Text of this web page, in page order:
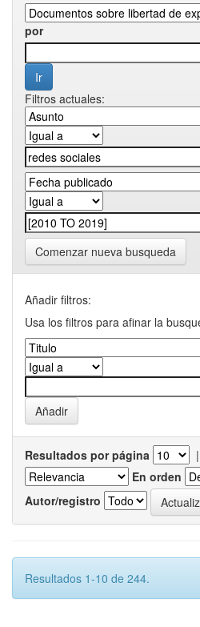
por
Filtros actuales:
Comenzar nueva busqueda
Añadir filtros:
Usa los filtros para afinar la
Resultados por página |
En orden
Autor/registro
Resultados 1-10 de 244.